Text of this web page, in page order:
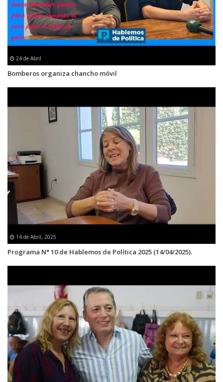
24 de Abril
Bomberos organiza chancho móvil
14 de Abril, 2025
Programa N° 10 de Hablemos de Política 2025 (14/04/2025).